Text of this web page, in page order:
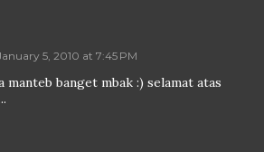
5, 2010 at 7:45 PM
manteb banget mbak :) selamat atas